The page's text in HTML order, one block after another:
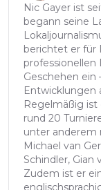
Nic Gayer ist
begann seine
berichtet er für
Geschehen ein
Entwicklungen
Regelmäßig
rund 20
unter anderem
Michael van
Schindler, Gian
Zudem ist er